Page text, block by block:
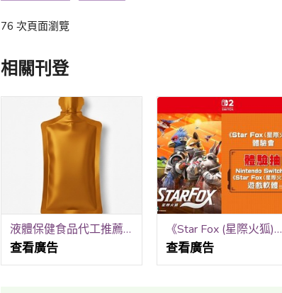
76 次頁面瀏覽
相關刊登
液體保健食品代工推薦｜嘉護保生技｜從配方設計到上市完整服務
查看廣告
《Star Fox (星際火狐)》體驗會
查看廣告